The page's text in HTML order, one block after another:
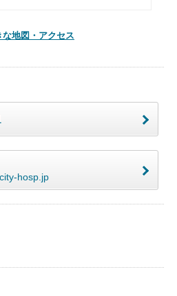
な地図・アクセス
hosp.jp